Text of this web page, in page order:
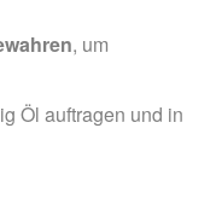
, um
Öl auftragen und in